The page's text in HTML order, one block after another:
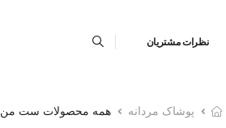
نظرات مشتریان
پوشاک مردانه همه محصولات ست من